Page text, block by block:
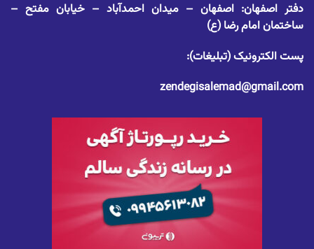
دفتر اصفهان: اصفهان – میدان احمدآباد – خیابان مفتح –
ساختمان امام رضا (ع)
پست الکترونیک (تبلیغات):
zendegisalemad@gmail.com